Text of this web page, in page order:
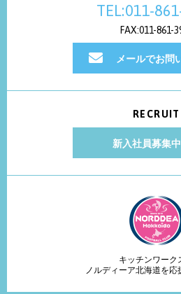
TEL:011-
FAX:011-861-
メールでお問
RECRUIT
新入社員募集中
キッチンワーク
ノルディーア北海道を